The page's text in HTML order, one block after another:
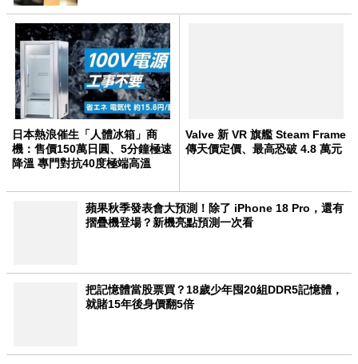
日本熱浪催生「人體冰箱」商
機：售價150萬日圓、5分鐘極速
降溫 專門對抗40度極端高溫
Valve 新 VR 旗艦 Steam Frame
傳天價定價、最高恐破 4.8 萬元
蘋果秋季發表會大預測！除了 iPhone 18 Pro，還有
摺疊機登場？新機亮點預測一次看
把記憶體當股票買？18歲少年囤20組DDR5記憶體，
就賭15年後身價翻5倍